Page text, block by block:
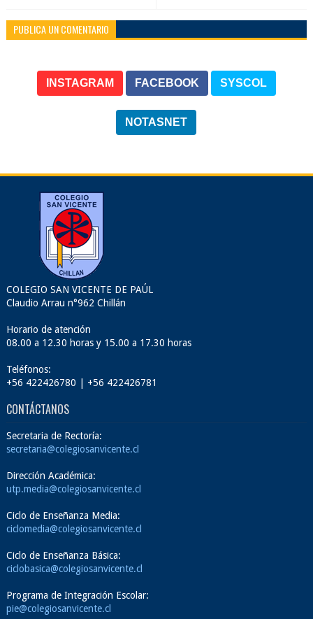
PUBLICA UN COMENTARIO
INSTAGRAM FACEBOOK SYSCOL
NOTASNET
COLEGIO SAN VICENTE DE PAÚL
Claudio Arrau n°962 Chillán
Horario de atención
08.00 a 12.30 horas y 15.00 a 17.30 horas
Teléfonos:
+56 422426780 | +56 422426781
CONTÁCTANOS
Secretaria de Rectoría:
secretaria@colegiosanvicente.cl
Dirección Académica:
utp.media@colegiosanvicente.cl
Ciclo de Enseñanza Media:
ciclomedia@colegiosanvicente.cl
Ciclo de Enseñanza Básica:
ciclobasica@colegiosanvicente.cl
Programa de Integración Escolar:
pie@colegiosanvicente.cl